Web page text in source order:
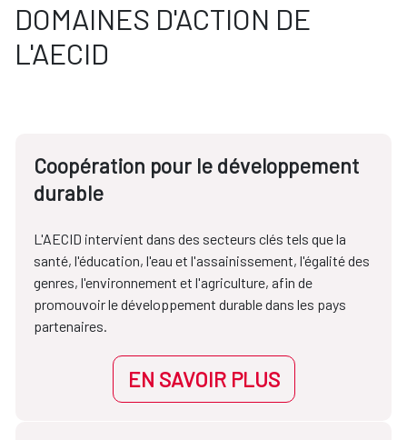
DOMAINES D'ACTION DE
L'AECID
Coopération pour le développement
durable
L'AECID intervient dans des secteurs clés tels que la
santé, l'éducation, l'eau et l'assainissement, l'égalité des
genres, l'environnement et l'agriculture, afin de
promouvoir le développement durable dans les pays
partenaires.
EN SAVOIR PLUS